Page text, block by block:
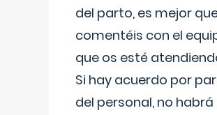
del parto, es mejor
comentéis con el
que os esté
Si hay acuerdo por
del personal, no habrá